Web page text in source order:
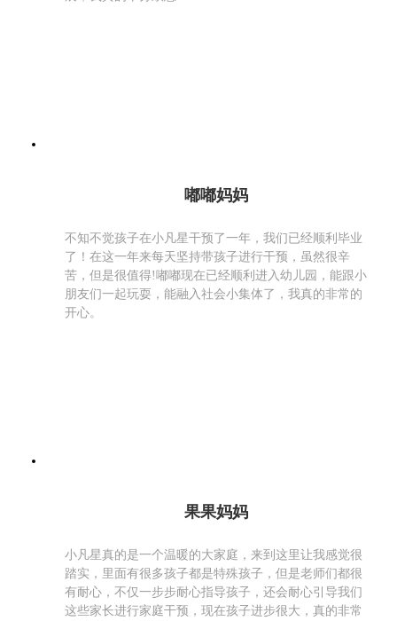
嘟嘟妈妈
不知不觉孩子在小凡星干预了一年，我们已经顺利毕业
了！在这一年来每天坚持带孩子进行干预，虽然很辛
苦，但是很值得!嘟嘟现在已经顺利进入幼儿园，能跟小
朋友们一起玩耍，能融入社会小集体了，我真的非常的
开心。
果果妈妈
小凡星真的是一个温暖的大家庭，来到这里让我感觉很
踏实，里面有很多孩子都是特殊孩子，但是老师们都很
有耐心，不仅一步步耐心指导孩子，还会耐心引导我们
这些家长进行家庭干预，现在孩子进步很大，真的非常